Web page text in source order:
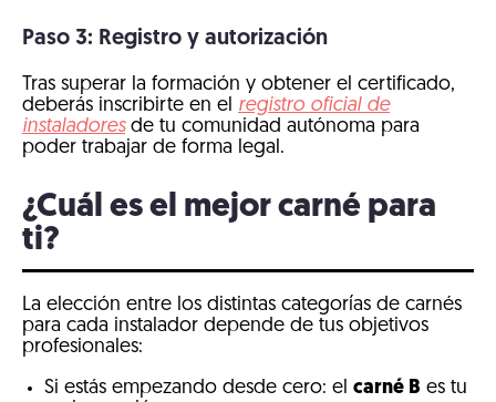
Paso 3: Registro y autorización
Tras superar la formación y obtener el certificado,
deberás inscribirte en el registro oficial de
instaladoresde tu comunidad autónoma para
poder trabajar de forma legal.
¿Cuál es el mejor carné para
ti?
La elección entre los distintas categorías de carnés
para cada instalador depende de tus objetivos
profesionales:
Si estás empezando desde cero: el carné B es tu